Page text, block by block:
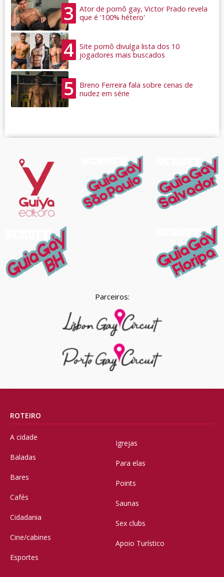
3
Ator de pornô gay, Victor Prado revela
que é '100% hétero'
4
Site pornô divulga lista dos 10
jogadores mais buscados
5
Breno Ferreira fala sobre cenas de
nudez em série
Parceiros:
ROTEIRO
A cidade
Baladas
Bares
Cafés
Cidadania
Cine/cabines
Esportes
Igrejas
Para elas
Points
Saunas
Sex clubs
Apoio Turístico